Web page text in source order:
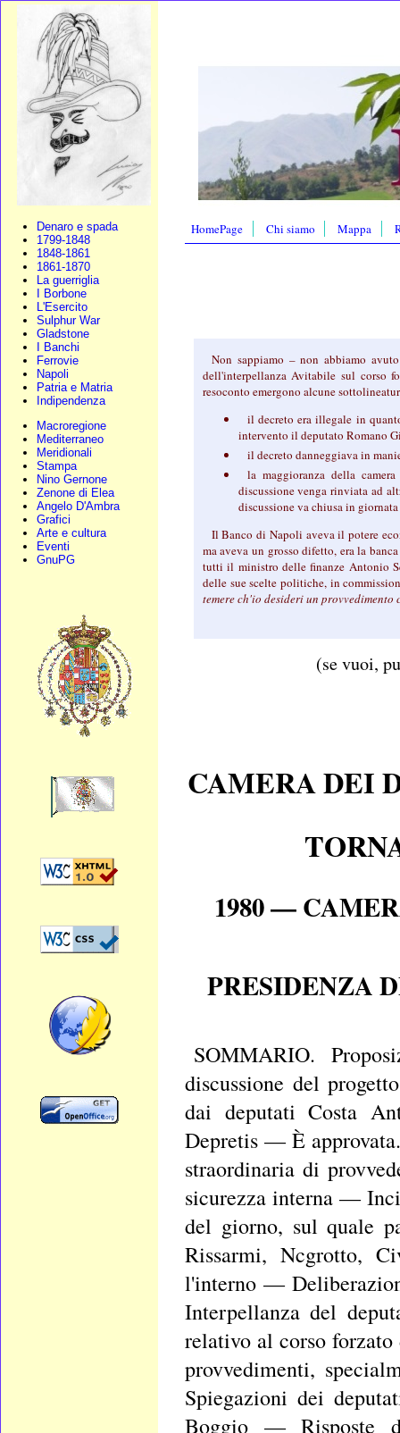
Denaro e spada
1799-1848
1848-1861
1861-1870
La guerriglia
I Borbone
L'Esercito
Sulphur War
Gladstone
I Banchi
Ferrovie
Napoli
Patria e Matria
Indipendenza
Macroregione
Mediterraneo
Meridionali
Stampa
Nino Gernone
Zenone di Elea
Angelo D'Ambra
Grafici
Arte e cultura
Eventi
GnuPG
HomePage Chi siamo Mappa
Non sappiamo – non abbiamo
dell'interpellanza Avitabile sul corso
resoconto emergono alcune
il decreto era illegale in
intervento il deputato Romano
il decreto danneggiava in
la maggioranza della
discussione venga rinviata ad
discussione va chiusa in
Il Banco di Napoli aveva il potere
ma aveva un grosso difetto, era la
tutti il ministro delle finanze Antonio
delle sue scelte politiche, in
temere ch'io desideri un
(se vuoi,
CAMERA DEI
1980 —
PRESIDENZA
SOMMARIO.
discussione del
dai deputati Costa
Depretis — È
straordinaria di
sicurezza interna —
del giorno, sul quale
Rissarmi, Ncgrotto,
l'interno —
Interpellanza del
relativo al corso
provvedimenti,
Spiegazioni dei
Boggio — Risposte